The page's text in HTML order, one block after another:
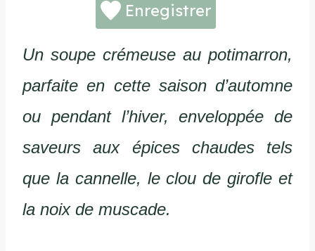
Enregistrer
Un soupe crémeuse au potimarron,
parfaite en cette saison d’automne
ou pendant l’hiver, enveloppée de
saveurs aux épices chaudes tels
que la cannelle, le clou de girofle et
la noix de muscade.